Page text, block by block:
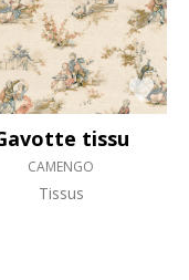
tissu
CAMENGO
Tissus